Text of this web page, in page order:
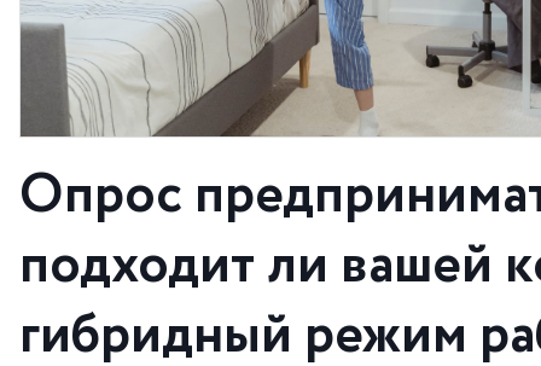
Опрос
подходит ли вашей
гибридный режим